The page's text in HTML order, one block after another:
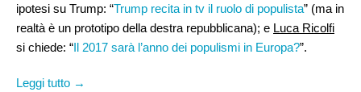
ipotesi su Trump: “Trump recita in tv il ruolo di populista” (ma in
realtà è un prototipo della destra repubblicana); e Luca Ricolfi
si chiede: “Il 2017 sarà l’anno dei populismi in Europa?”.
Leggi tutto →